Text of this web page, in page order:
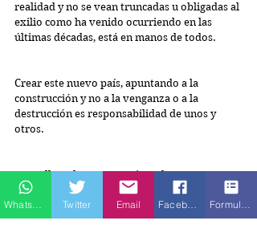
realidad y no se vean truncadas u obligadas al
exilio como ha venido ocurriendo en las
últimas décadas, está en manos de todos.
Crear este nuevo país, apuntando a la
construcción y no a la venganza o a la
destrucción es responsabilidad de unos y
otros.
Para ello se hace necesario ceder,
recomenzar, vigilarnos, revisar la historia,
tomar ejemplo, educarnos, aportar,
aceptarnos, reconocernos, corregirnos, ser
Twitter Email